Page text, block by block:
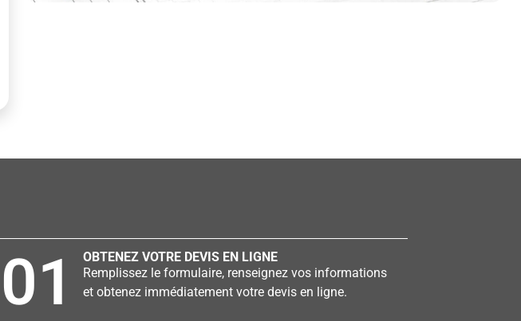
01
OBTENEZ VOTRE DEVIS EN LIGNE
Remplissez le formulaire, renseignez vos informations
et obtenez immédiatement votre devis en ligne.